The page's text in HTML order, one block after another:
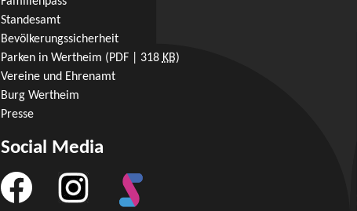
Standesamt
Bevölkerungssicherheit
Parken in Wertheim (PDF | 318 KB)
Vereine und Ehrenamt
Burg Wertheim
Presse
Social Media